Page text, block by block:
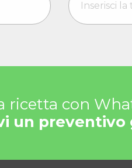
ricetta con
un preventivo